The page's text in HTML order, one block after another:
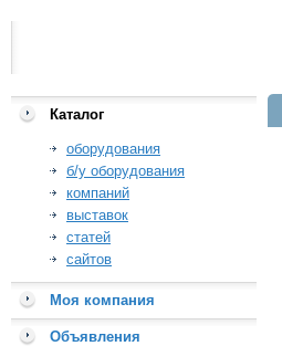
Каталог
оборудования
б/у оборудования
компаний
выставок
статей
сайтов
Моя компания
Объявления